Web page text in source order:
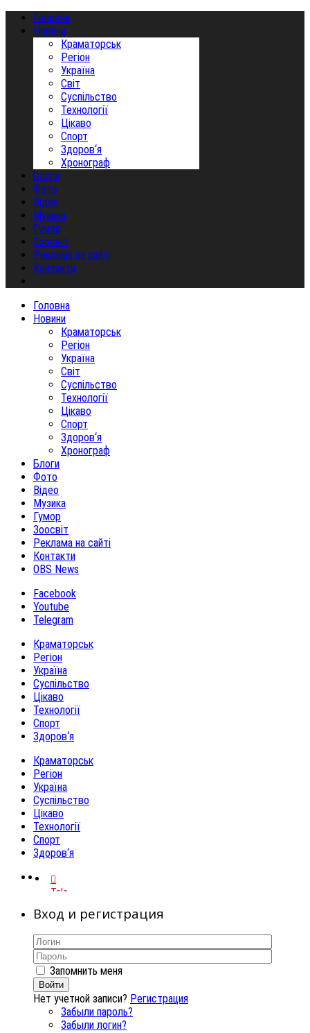
Головна
Новини
Краматорськ
Регіон
Україна
Світ
Суспільство
Технології
Цікаво
Спорт
Здоров‘я
Хронограф
Блоги
Фото
Відео
Музика
Гумор
Зоосвіт
Реклама на сайті
Контакти
Головна
Новини
Краматорськ
Регіон
Україна
Світ
Суспільство
Технології
Цікаво
Спорт
Здоров‘я
Хронограф
Блоги
Фото
Відео
Музика
Гумор
Зоосвіт
Реклама на сайті
Контакти
OBS News
Facebook
Youtube
Telegram
Краматорськ
Регіон
Україна
Суспільство
Цікаво
Технології
Спорт
Здоров‘я
Краматорськ
Регіон
Україна
Суспільство
Цікаво
Технології
Спорт
Здоров‘я
Telegram
Вход и регистрация
Запомнить меня
Войти
Нет учетной записи? Регистрация
Забыли пароль?
Забыли логин?